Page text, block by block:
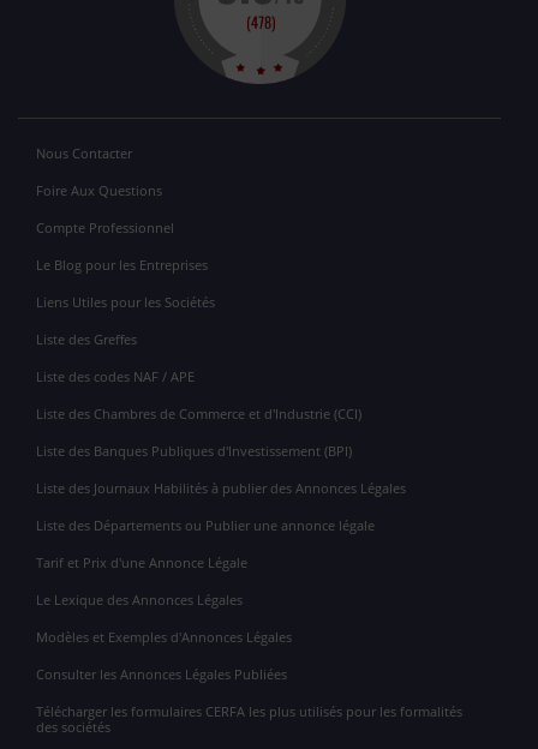
Nous Contacter
Foire Aux Questions
Compte Professionnel
Le Blog pour les Entreprises
Liens Utiles pour les Sociétés
Liste des Greffes
Liste des codes NAF / APE
Liste des Chambres de Commerce et d'Industrie (CCI)
Liste des Banques Publiques d'Investissement (BPI)
Liste des Journaux Habilités à publier des Annonces Légales
Liste des Départements ou Publier une annonce légale
Tarif et Prix d'une Annonce Légale
Le Lexique des Annonces Légales
Modèles et Exemples d'Annonces Légales
Consulter les Annonces Légales Publiées
Télécharger les formulaires CERFA les plus utilisés pour les formalités
des sociétés